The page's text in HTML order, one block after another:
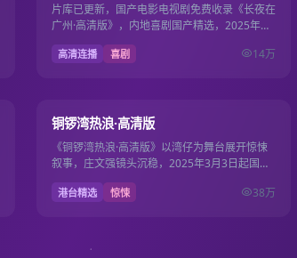
片库已更新，国产电影电视剧免费收录《长夜在
广州·高清版》，内地喜剧国产精选，2025年西
安出品，导演路阳，主演赵丽颖、刘昊然，
2025年10月5…
高清连播 喜剧 14万
7.7
铜锣湾热浪·高清版
《铜锣湾热浪·高清版》以湾仔为舞台展开惊悚
叙事，庄文强镜头沉稳，2025年3月3日起国产
电影电视剧免费免费畅看117分钟。
港台精选 惊悚 38万